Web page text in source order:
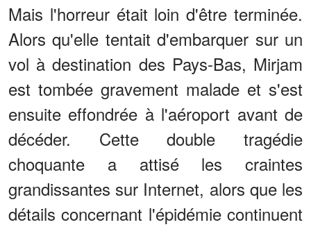
Mais l'horreur était loin d'être terminée.
Alors qu'elle tentait d'embarquer sur un
vol à destination des Pays-Bas, Mirjam
est tombée gravement malade et s'est
ensuite effondrée à l'aéroport avant de
décéder. Cette double tragédie
choquante a attisé les craintes
grandissantes sur Internet, alors que les
détails concernant l'épidémie continuent